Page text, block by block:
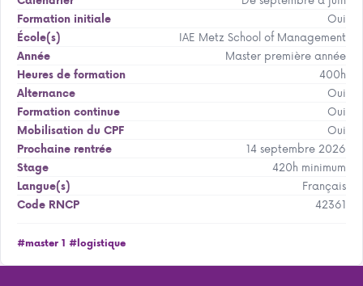
Formation initiale
Oui
École(s)
IAE Metz School of Management
Année
Master première année
Heures de formation
400h
Alternance
Oui
Formation continue
Oui
Mobilisation du CPF
Oui
Prochaine rentrée
14 septembre 2026
Stage
420h minimum
Langue(s)
Français
Code RNCP
42361
#master 1 #logistique